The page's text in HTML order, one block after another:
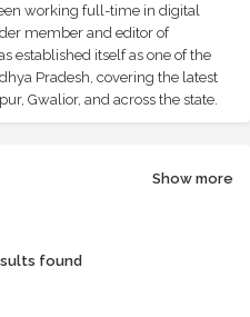
working full-time in digital
member and editor of
established itself as one of the
Pradesh, covering the latest
Gwalior, and across the state.
Show more
found